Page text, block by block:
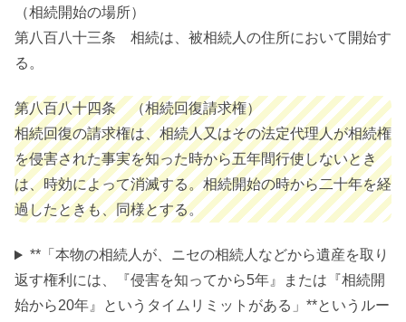
（相続開始の場所）
第八百八十三条 相続は、被相続人の住所において開始す
る。
第八百八十四条 （相続回復請求権）
相続回復の請求権は、相続人又はその法定代理人が相続権
を侵害された事実を知った時から五年間行使しないとき
は、時効によって消滅する。相続開始の時から二十年を経
過したときも、同様とする。
**「本物の相続人が、ニセの相続人などから遺産を取り
返す権利には、『侵害を知ってから5年』または『相続開
始から20年』というタイムリミットがある」**というルー